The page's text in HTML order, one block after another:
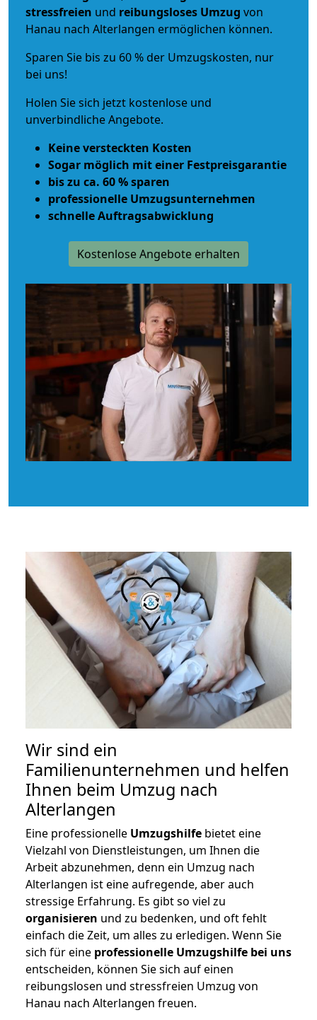
stressfreien und reibungsloses Umzug von
Hanau nach Alterlangen ermöglichen können.
Sparen Sie bis zu 60 % der Umzugskosten, nur
bei uns!
Holen Sie sich jetzt kostenlose und
unverbindliche Angebote.
Keine versteckten Kosten
Sogar möglich mit einer Festpreisgarantie
bis zu ca. 60 % sparen
professionelle Umzugsunternehmen
schnelle Auftragsabwicklung
Kostenlose Angebote erhalten
Wir sind ein
Familienunternehmen und helfen
Ihnen beim Umzug nach
Alterlangen
Eine professionelle Umzugshilfe bietet eine
Vielzahl von Dienstleistungen, um Ihnen die
Arbeit abzunehmen, denn ein Umzug nach
Alterlangen ist eine aufregende, aber auch
stressige Erfahrung. Es gibt so viel zu
organisieren und zu bedenken, und oft fehlt
einfach die Zeit, um alles zu erledigen. Wenn Sie
sich für eine professionelle Umzugshilfe bei uns
entscheiden, können Sie sich auf einen
reibungslosen und stressfreien Umzug von
Hanau nach Alterlangen freuen.